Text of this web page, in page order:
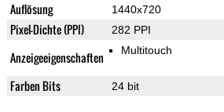
Auflösung 1440x720
Pixel-Dichte (PPI) 282 PPI
Anzeigeeigenschaften Multitouch
Farben Bits 24 bit